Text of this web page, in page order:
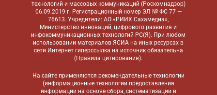
технологий и массовых коммуникаций (Роскомнадзор)
06.09.2019 г. Регистрационный номер ЭЛ № ФС 77 —
76613. Учредители: АО «РИИХ Сахамедиа»,
Министерство инноваций, цифрового развития и
инфокоммуникационных технологий РС(Я). При любом
использовании материалов ЯСИА на иных ресурсах в
сети Интернет гиперссылка на источник обязательна
(Правила цитирования).
На сайте применяются рекомендательные технологии
(информационные технологии предоставления
информации на основе сбора, систематизации и